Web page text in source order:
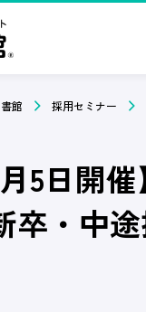
館 採用セミナー
月5日開
卒・中